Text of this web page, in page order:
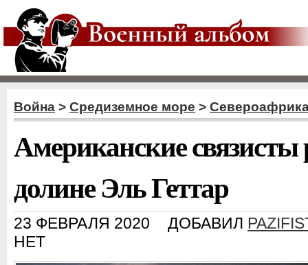
Война > Средиземное море >
Американские связисты
долине Эль Геттар
23 ФЕВРАЛЯ 2020 ДОБАВИЛ
НЕТ